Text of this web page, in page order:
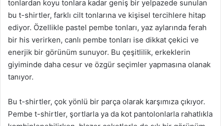
tonlardan koyu tonlara kadar geniş bir yelpazede sunulan
bu t-shirtler, farklı cilt tonlarına ve kişisel tercihlere hitap
ediyor. Özellikle pastel pembe tonları, yaz aylarında ferah
bir his verirken, canlı pembe tonları ise dikkat çekici ve
enerjik bir görünüm sunuyor. Bu çeşitlilik, erkeklerin
giyiminde daha cesur ve özgür seçimler yapmasına olanak
tanıyor.
Bu t-shirtler, çok yönlü bir parça olarak karşımıza çıkıyor.
Pembe t-shirtler, şortlarla ya da kot pantolonlarla rahatlıkla